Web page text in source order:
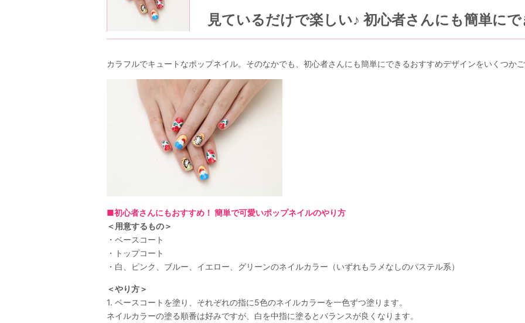
見ているだけで楽しい♪ 初心者さんにも簡単に
カラフルでキュートなポップネイル。そのなかでも、初心者さんにも簡単にできるおすすめデザインをいくつかご
■初心者さんにもおすすめ！ 簡単で可愛いポップネイルのやり方
＜用意するもの＞
・ベースコート
・トップコート
・白、ピンク、ブルー、イエロー、グリーンのネイルカラー（いずれもラメなしのパステル系）
＜やり方＞
1. ベースコートを塗り、それぞれの指に5色のネイルカラーを一色ずつ塗ります。
ネイルカラーの塗る順番は好みですが、白を中指に塗るとバランスが良くなります。